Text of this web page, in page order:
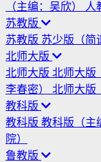
（主编：吴欣）
人
苏教版
苏教版 苏少版（简
北师大版
北师大版 北师大版
李春密） 北师大版
教科版
教科版 教科版（主
院）
鲁教版